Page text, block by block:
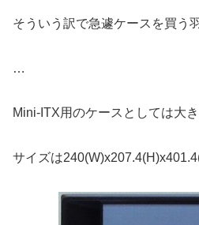
そういう訳で急遽ケースを買う
…
Mini-ITX用のケースとしては大き
サイズは